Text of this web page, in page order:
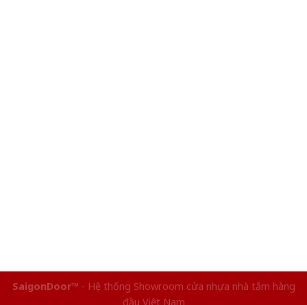
SaigonDoor™ - Hệ thống Showroom cửa nhựa nhà tắm hàng
đầu Việt Nam